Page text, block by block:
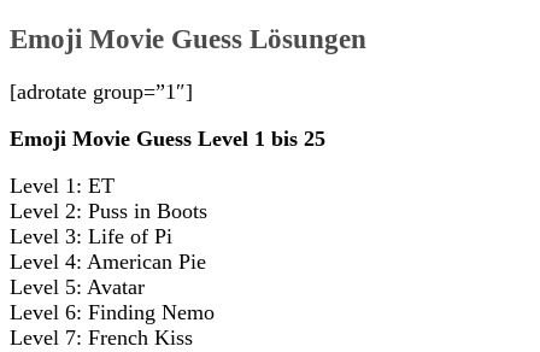
Emoji Movie Guess Lösungen
[adrotate group=”1″]
Emoji Movie Guess Level 1 bis 25
Level 1: ET
Level 2: Puss in Boots
Level 3: Life of Pi
Level 4: American Pie
Level 5: Avatar
Level 6: Finding Nemo
Level 7: French Kiss